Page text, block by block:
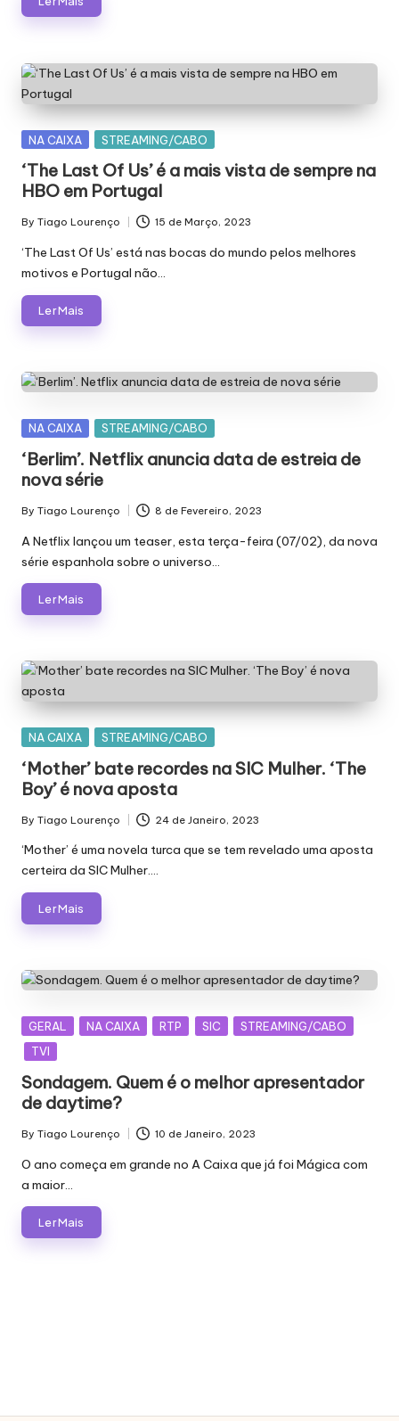
Posted
NA CAIXA STREAMING/CABO
‘The Last Of Us’ é a mais vista de sempre na
HBO em Portugal
Posted
by
By Tiago Lourenço 15 de Março, 2023
‘The Last Of Us’ está nas bocas do mundo pelos melhores
motivos e Portugal não…
Ler Mais
Posted
NA CAIXA STREAMING/CABO
‘Berlim’. Netflix anuncia data de estreia de
nova série
Posted
by
By Tiago Lourenço 8 de Fevereiro, 2023
A Netflix lançou um teaser, esta terça-feira (07/02), da nova
série espanhola sobre o universo…
Ler Mais
Posted
NA CAIXA STREAMING/CABO
‘Mother’ bate recordes na SIC Mulher. ‘The
Boy’ é nova aposta
Posted
by
By Tiago Lourenço 24 de Janeiro, 2023
‘Mother’ é uma novela turca que se tem revelado uma aposta
certeira da SIC Mulher.…
Ler Mais
Posted
in
GERAL NA CAIXA RTP SIC
STREAMING/CABO
TVI
Sondagem. Quem é o melhor apresentador
de daytime?
Posted
by
By Tiago Lourenço 10 de Janeiro, 2023
O ano começa em grande no A Caixa que já foi Mágica com
a maior…
Ler Mais